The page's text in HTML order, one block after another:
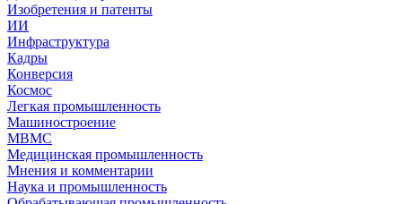
Изобретения и патенты
ИИ
Инфраструктура
Кадры
Конверсия
Космос
Легкая промышленность
Машиностроение
МВМС
Медицинская промышленность
Мнения и комментарии
Наука и промышленность